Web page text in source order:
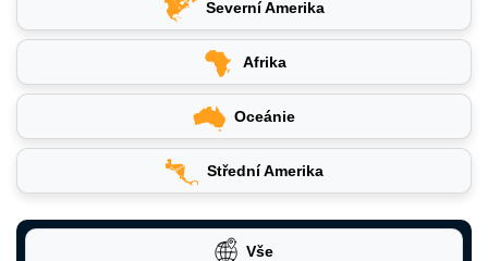
Severní Amerika
Afrika
Oceánie
Střední Amerika
Vše